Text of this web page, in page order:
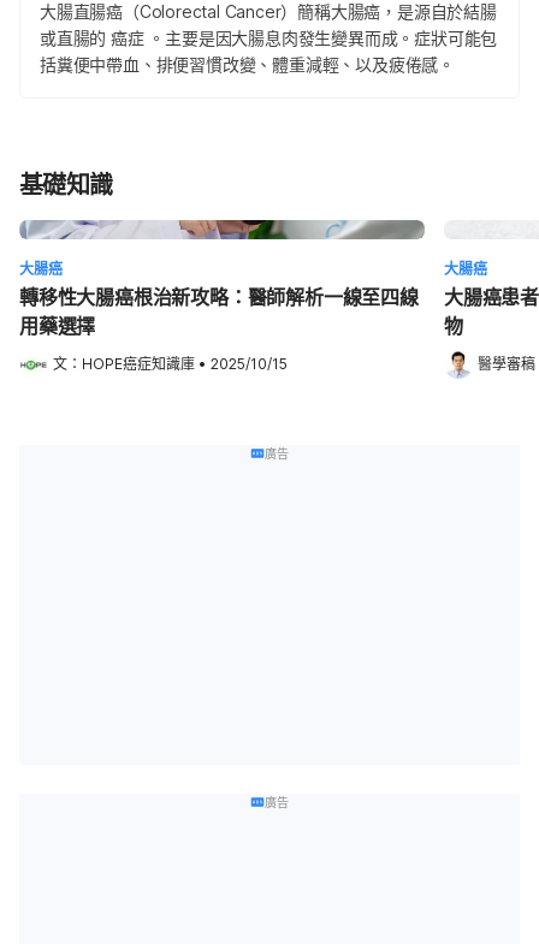
大腸直腸癌（Colorectal Cancer）簡稱大腸癌，是源自於結腸
或直腸的 癌症 。主要是因大腸息肉發生變異而成。症狀可能包
括糞便中帶血、排便習慣改變、體重減輕、以及疲倦感。
基礎知識
大腸癌
轉移性大腸癌根治新攻略：醫師解析一線至四線
用藥選擇
文： HOPE癌症知識庫 • 2025/10/15
大腸癌
大腸癌患
物
醫學審稿
廣告
廣告